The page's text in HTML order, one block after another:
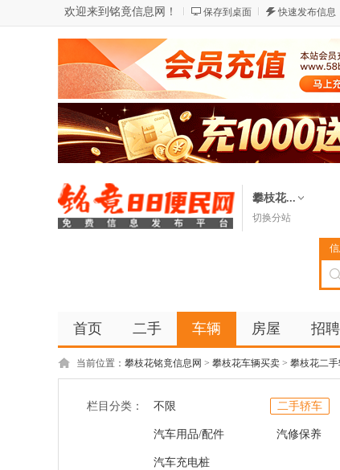
欢迎来到铭竟信息网！ 保存到桌面 快速发布信息
攀枝花...
切换分站
首页 二手 车辆 房屋 招聘
当前位置： 攀枝花铭竟信息网 > 攀枝花车辆买卖 > 攀枝花二
栏目分类： 不限 二手轿车
汽车用品/配件 汽修保养
汽车充电桩